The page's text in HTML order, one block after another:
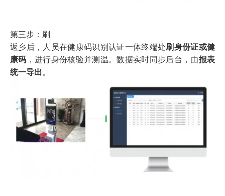
第三步：刷
返乡后，人员在健康码识别认证一体终端处刷身份证或健
康码 ，进行身份核验并测温。数据实时同步后台，由报表
统一导出。